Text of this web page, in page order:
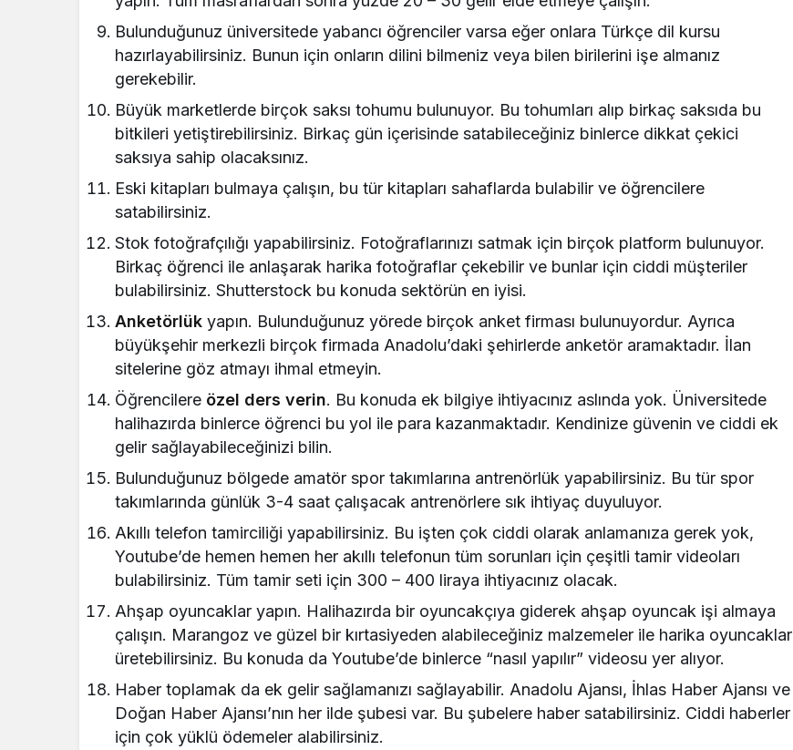
Bulunduğunuz üniversitede yabancı öğrenciler varsa eğer onlara Türkçe dil kursu
hazırlayabilirsiniz. Bunun için onların dilini bilmeniz veya bilen birilerini işe almanız
gerekebilir.
Büyük marketlerde birçok saksı tohumu bulunuyor. Bu tohumları alıp birkaç saksıda bu
bitkileri yetiştirebilirsiniz. Birkaç gün içerisinde satabileceğiniz binlerce dikkat çekici
saksıya sahip olacaksınız.
Eski kitapları bulmaya çalışın, bu tür kitapları sahaflarda bulabilir ve öğrencilere
satabilirsiniz.
Stok fotoğrafçılığı yapabilirsiniz. Fotoğraflarınızı satmak için birçok platform bulunuyor.
Birkaç öğrenci ile anlaşarak harika fotoğraflar çekebilir ve bunlar için ciddi müşteriler
bulabilirsiniz. Shutterstock bu konuda sektörün en iyisi.
Anketörlük yapın. Bulunduğunuz yörede birçok anket firması bulunuyordur. Ayrıca
büyükşehir merkezli birçok firmada Anadolu’daki şehirlerde anketör aramaktadır. İlan
sitelerine göz atmayı ihmal etmeyin.
Öğrencilere özel ders verin. Bu konuda ek bilgiye ihtiyacınız aslında yok. Üniversitede
halihazırda binlerce öğrenci bu yol ile para kazanmaktadır. Kendinize güvenin ve ciddi ek
gelir sağlayabileceğinizi bilin.
Bulunduğunuz bölgede amatör spor takımlarına antrenörlük yapabilirsiniz. Bu tür spor
takımlarında günlük 3-4 saat çalışacak antrenörlere sık ihtiyaç duyuluyor.
Akıllı telefon tamirciliği yapabilirsiniz. Bu işten çok ciddi olarak anlamanıza gerek yok,
Youtube’de hemen hemen her akıllı telefonun tüm sorunları için çeşitli tamir videoları
bulabilirsiniz. Tüm tamir seti için 300 – 400 liraya ihtiyacınız olacak.
Ahşap oyuncaklar yapın. Halihazırda bir oyuncakçıya giderek ahşap oyuncak işi almaya
çalışın. Marangoz ve güzel bir kırtasiyeden alabileceğiniz malzemeler ile harika oyuncaklar
üretebilirsiniz. Bu konuda da Youtube’de binlerce “nasıl yapılır” videosu yer alıyor.
Haber toplamak da ek gelir sağlamanızı sağlayabilir. Anadolu Ajansı, İhlas Haber Ajansı ve
Doğan Haber Ajansı’nın her ilde şubesi var. Bu şubelere haber satabilirsiniz. Ciddi haberler
için çok yüklü ödemeler alabilirsiniz.